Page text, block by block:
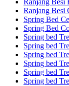
Ranjang Besi
Ranjang Besi
Spring Bed
Spring Bed
Spring bed
Spring bed
Spring bed
Spring bed
Spring bed
Spring bed